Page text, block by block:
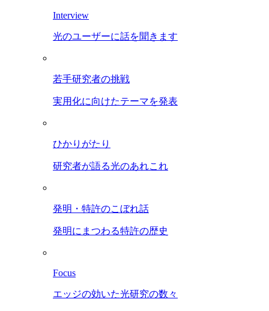
Interview
光のユーザーに話を聞きます
若手研究者の挑戦
実用化に向けたテーマを発表
ひかりがたり
研究者が語る光のあれこれ
発明・特許のこぼれ話
発明にまつわる特許の歴史
Focus
エッジの効いた光研究の数々